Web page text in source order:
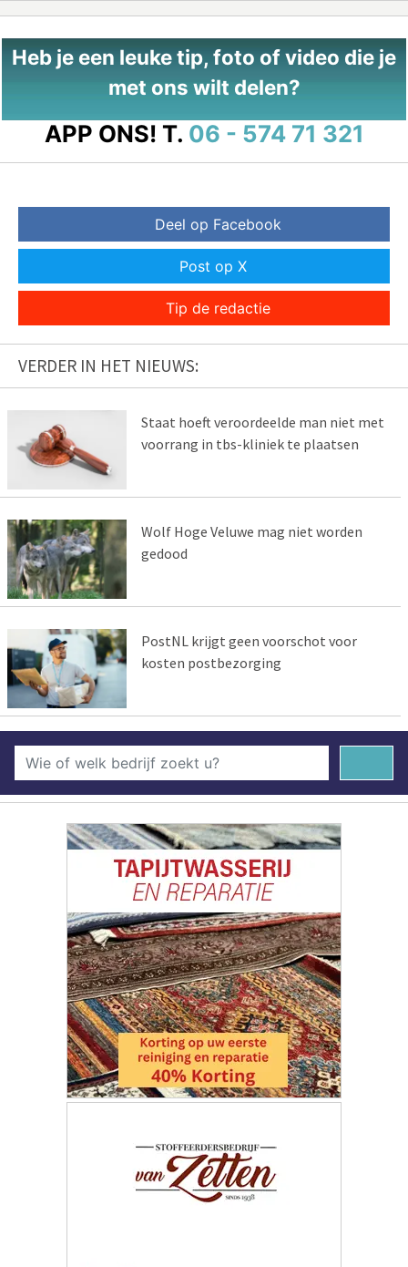
Heb je een leuke tip, foto of video die je
met ons wilt delen?
APP ONS! T. 06 - 574 71 321
Deel op Facebook
Post op X
Tip de redactie
VERDER IN HET NIEUWS:
Staat hoeft veroordeelde man niet met
voorrang in tbs-kliniek te plaatsen
Wolf Hoge Veluwe mag niet worden
gedood
PostNL krijgt geen voorschot voor
kosten postbezorging